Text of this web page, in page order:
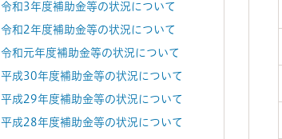
令和3年度補助金等の状況について
令和2年度補助金等の状況について
令和元年度補助金等の状況について
平成30年度補助金等の状況について
平成29年度補助金等の状況について
平成28年度補助金等の状況について